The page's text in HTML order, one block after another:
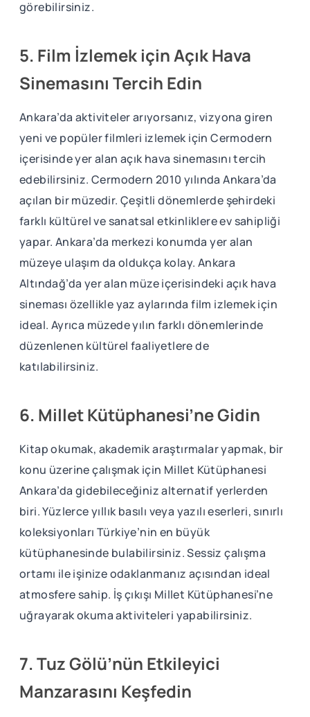
görebilirsiniz.
5. Film İzlemek için Açık Hava
Sinemasını Tercih Edin
Ankara’da aktiviteler arıyorsanız, vizyona giren
yeni ve popüler filmleri izlemek için Cermodern
içerisinde yer alan açık hava sinemasını tercih
edebilirsiniz. Cermodern 2010 yılında Ankara’da
açılan bir müzedir. Çeşitli dönemlerde şehirdeki
farklı kültürel ve sanatsal etkinliklere ev sahipliği
yapar. Ankara’da merkezi konumda yer alan
müzeye ulaşım da oldukça kolay. Ankara
Altındağ’da yer alan müze içerisindeki açık hava
sineması özellikle yaz aylarında film izlemek için
ideal. Ayrıca müzede yılın farklı dönemlerinde
düzenlenen kültürel faaliyetlere de
katılabilirsiniz.
6. Millet Kütüphanesi’ne Gidin
Kitap okumak, akademik araştırmalar yapmak, bir
konu üzerine çalışmak için Millet Kütüphanesi
Ankara’da gidebileceğiniz alternatif yerlerden
biri. Yüzlerce yıllık basılı veya yazılı eserleri, sınırlı
koleksiyonları Türkiye’nin en büyük
kütüphanesinde bulabilirsiniz. Sessiz çalışma
ortamı ile işinize odaklanmanız açısından ideal
atmosfere sahip. İş çıkışı Millet Kütüphanesi’ne
uğrayarak okuma aktiviteleri yapabilirsiniz.
7. Tuz Gölü’nün Etkileyici
Manzarasını Keşfedin